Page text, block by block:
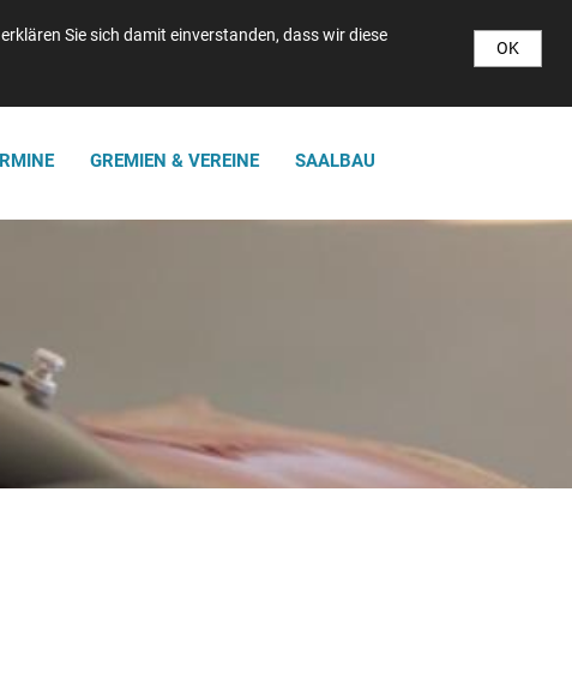
GREMIEN & VEREINE SAALBAU
OK
Sie sich damit einverstanden, dass wir diese